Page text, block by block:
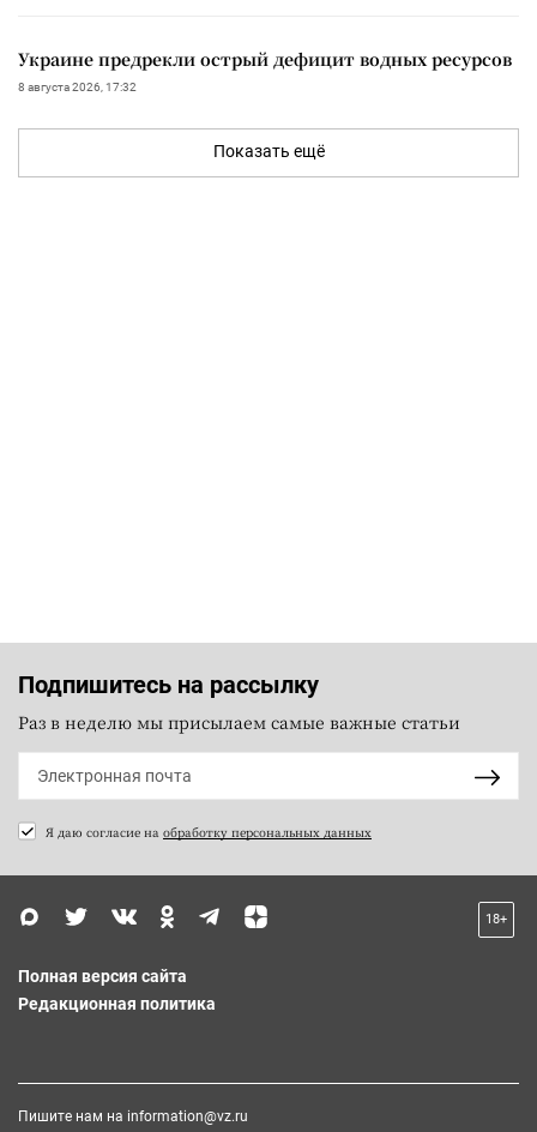
Украине предрекли острый дефицит водных ресурсов
8 августа 2026, 17:32
Показать ещё
Подпишитесь на рассылку
Раз в неделю мы присылаем самые важные статьи
Я даю согласие на обработку персональных данных
18+
Полная версия сайта
Редакционная политика
Пишите нам на information@vz.ru